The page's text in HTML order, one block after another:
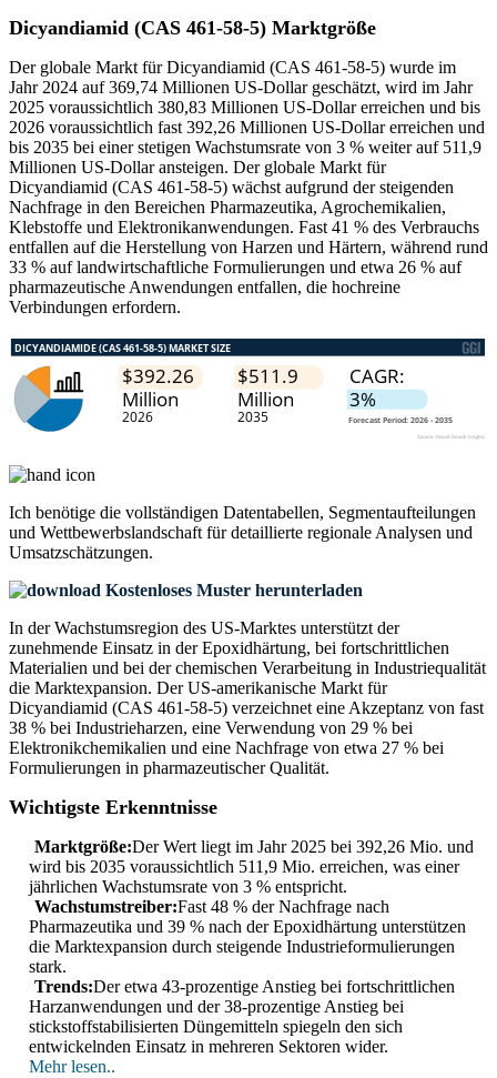
Dicyandiamid (CAS 461-58-5) Marktgröße
Der globale Markt für Dicyandiamid (CAS 461-58-5) wurde im
Jahr 2024 auf 369,74 Millionen US-Dollar geschätzt, wird im Jahr
2025 voraussichtlich 380,83 Millionen US-Dollar erreichen und bis
2026 voraussichtlich fast 392,26 Millionen US-Dollar erreichen und
bis 2035 bei einer stetigen Wachstumsrate von 3 % weiter auf 511,9
Millionen US-Dollar ansteigen. Der globale Markt für
Dicyandiamid (CAS 461-58-5) wächst aufgrund der steigenden
Nachfrage in den Bereichen Pharmazeutika, Agrochemikalien,
Klebstoffe und Elektronikanwendungen. Fast 41 % des Verbrauchs
entfallen auf die Herstellung von Harzen und Härtern, während rund
33 % auf landwirtschaftliche Formulierungen und etwa 26 % auf
pharmazeutische Anwendungen entfallen, die hochreine
Verbindungen erfordern.
Ich benötige die vollständigen Datentabellen, Segmentaufteilungen
und Wettbewerbslandschaft für detaillierte regionale Analysen und
Umsatzschätzungen.
Kostenloses Muster herunterladen
In der Wachstumsregion des US-Marktes unterstützt der
zunehmende Einsatz in der Epoxidhärtung, bei fortschrittlichen
Materialien und bei der chemischen Verarbeitung in Industriequalität
die Marktexpansion. Der US-amerikanische Markt für
Dicyandiamid (CAS 461-58-5) verzeichnet eine Akzeptanz von fast
38 % bei Industrieharzen, eine Verwendung von 29 % bei
Elektronikchemikalien und eine Nachfrage von etwa 27 % bei
Formulierungen in pharmazeutischer Qualität.
Wichtigste Erkenntnisse
Marktgröße:Der Wert liegt im Jahr 2025 bei 392,26 Mio. und
wird bis 2035 voraussichtlich 511,9 Mio. erreichen, was einer
jährlichen Wachstumsrate von 3 % entspricht.
Wachstumstreiber:Fast 48 % der Nachfrage nach
Pharmazeutika und 39 % nach der Epoxidhärtung unterstützen
die Marktexpansion durch steigende Industrieformulierungen
stark.
Trends:Der etwa 43-prozentige Anstieg bei fortschrittlichen
Harzanwendungen und der 38-prozentige Anstieg bei
stickstoffstabilisierten Düngemitteln spiegeln den sich
entwickelnden Einsatz in mehreren Sektoren wider.
Mehr lesen..